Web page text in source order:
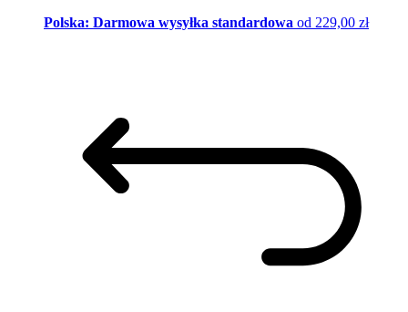
Polska: Darmowa wysyłka standardowa od 229,00 zł